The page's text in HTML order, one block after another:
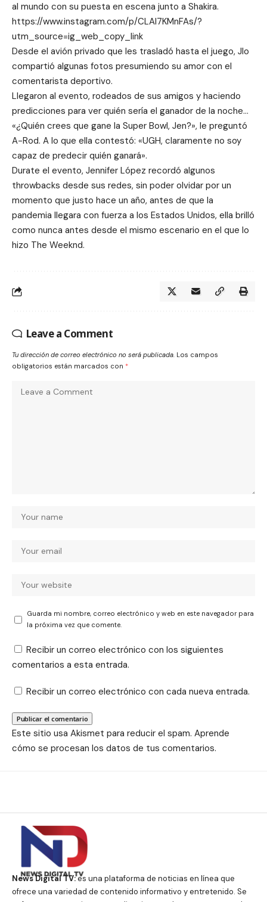
al mundo con su puesta en escena junto a Shakira.
https://www.instagram.com/p/CLAl7KMnFAs/?
utm_source=ig_web_copy_link
Desde el avión privado que les trasladó hasta el juego, Jlo
compartió algunas fotos presumiendo su amor con el
comentarista deportivo.
Llegaron al evento, rodeados de sus amigos y haciendo
predicciones para ver quién sería el ganador de la noche…
«¿Quién crees que gane la Super Bowl, Jen?», le preguntó
A-Rod. A lo que ella contestó: «UGH, claramente no soy
capaz de predecir quién ganará».
Durate el evento, Jennifer López recordó algunos
throwbacks desde sus redes, sin poder olvidar por un
momento que justo hace un año, antes de que la
pandemia llegara con fuerza a los Estados Unidos, ella brilló
como nunca antes desde el mismo escenario en el que lo
hizo The Weeknd.
Leave a Comment
Tu dirección de correo electrónico no será publicada. Los campos
obligatorios están marcados con *
Guarda mi nombre, correo electrónico y web en este navegador para
la próxima vez que comente.
Recibir un correo electrónico con los siguientes
comentarios a esta entrada.
Recibir un correo electrónico con cada nueva entrada.
Este sitio usa Akismet para reducir el spam. Aprende
cómo se procesan los datos de tus comentarios.
News Digital TV:es una plataforma de noticias en línea que
ofrece una variedad de contenido informativo y entretenido. Se